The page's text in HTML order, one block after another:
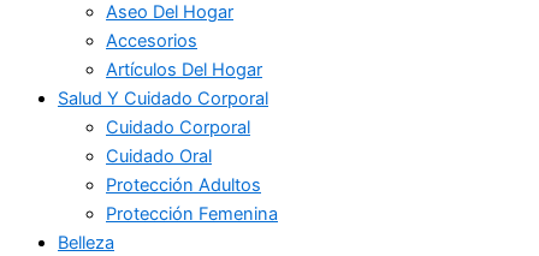
Aseo Del Hogar
Accesorios
Artículos Del Hogar
Salud Y Cuidado Corporal
Cuidado Corporal
Cuidado Oral
Protección Adultos
Protección Femenina
Belleza